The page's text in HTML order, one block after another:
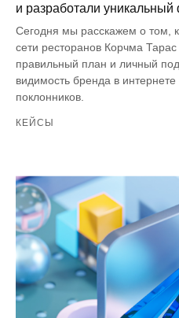
и разработали
Сегодня мы расскажем о том,
сети ресторанов Корчма
правильный план и личный
видимость бренда в
поклонников.
КЕЙСЫ